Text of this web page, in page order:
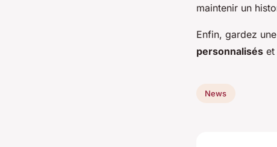
maintenir un
Enfin, gardez
personnalisés et
News